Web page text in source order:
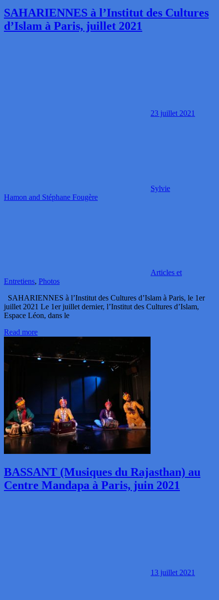
SAHARIENNES à l’Institut des Cultures
d’Islam à Paris, juillet 2021
23 juillet 2021
Sylvie
Hamon and Stéphane Fougère
Articles et
Entretiens, Photos
SAHARIENNES à l’Institut des Cultures d’Islam à Paris, le 1er
juillet 2021 Le 1er juillet dernier, l’Institut des Cultures d’Islam,
Espace Léon, dans le
Read more
BASSANT (Musiques du Rajasthan) au
Centre Mandapa à Paris, juin 2021
13 juillet 2021